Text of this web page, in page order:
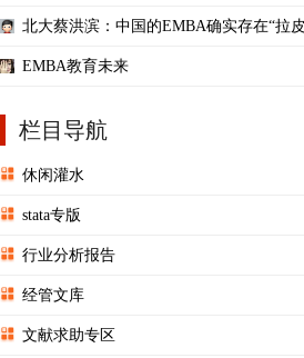
北大蔡洪滨：中国的EMBA确实存在“拉
EMBA教育未来
栏目导航
休闲灌水
stata专版
行业分析报告
经管文库
文献求助专区